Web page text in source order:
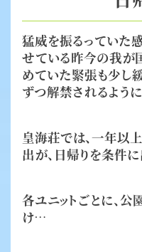
猛威を振るっていた
せている昨今の我が
めていた緊張も少し
ずつ解禁されるよう
皇海荘では、一年以
出が、日帰りを条件
各ユニットごとに、
け…